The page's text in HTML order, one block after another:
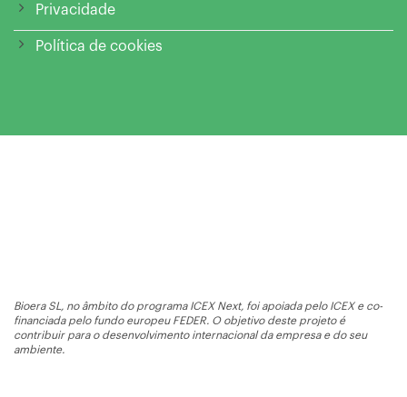
Privacidade
Política de cookies
Bioera SL, no âmbito do programa ICEX Next, foi apoiada pelo ICEX e co-
financiada pelo fundo europeu FEDER. O objetivo deste projeto é
contribuir para o desenvolvimento internacional da empresa e do seu
ambiente.